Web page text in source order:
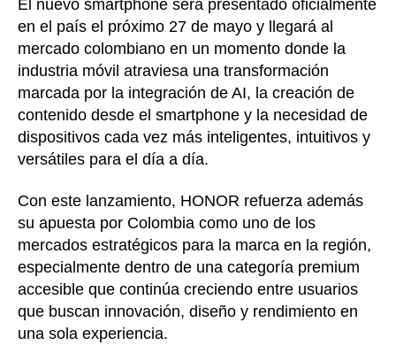
El nuevo smartphone será presentado oficialmente
en el país el próximo 27 de mayo y llegará al
mercado colombiano en un momento donde la
industria móvil atraviesa una transformación
marcada por la integración de AI, la creación de
contenido desde el smartphone y la necesidad de
dispositivos cada vez más inteligentes, intuitivos y
versátiles para el día a día.
Con este lanzamiento, HONOR refuerza además
su apuesta por Colombia como uno de los
mercados estratégicos para la marca en la región,
especialmente dentro de una categoría premium
accesible que continúa creciendo entre usuarios
que buscan innovación, diseño y rendimiento en
una sola experiencia.